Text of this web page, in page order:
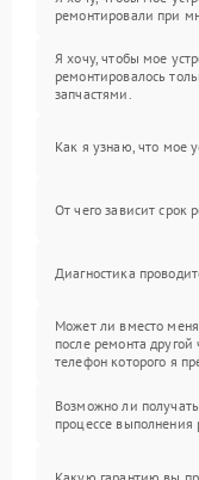
ремонтировали при
Я хочу, чтобы мое
ремонтировалось
запчастями.
Как я узнаю, что мое
От чего зависит срок
Диагностика
Может ли вместо
после ремонта
телефон которого я
Возможно ли
процессе выполнения